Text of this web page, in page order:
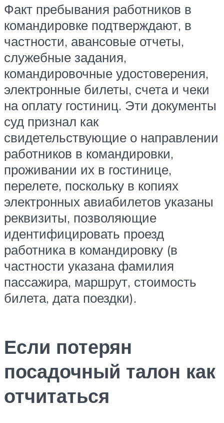
Факт пребывания работников в
командировке подтверждают, в
частности, авансовые отчеты,
служебные задания,
командировочные удостоверения,
электронные билеты, счета и чеки
на оплату гостиниц. Эти документы
суд признал как
свидетельствующие о направлении
работников в командировки,
проживании их в гостинице,
перелете, поскольку в копиях
электронных авиабилетов указаны
реквизиты, позволяющие
идентифицировать проезд
работника в командировку (в
частности указана фамилия
пассажира, маршрут, стоимость
билета, дата поездки).
Если потерян
посадочный талон как
отчитаться